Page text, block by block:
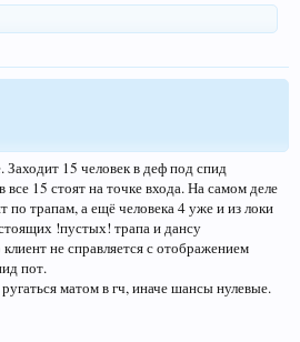
15 человек в деф под спид
15 стоят на точке входа. На самом деле
по трапам, а ещё человека 4 уже и из локи
!пустых! трапа и дансу
не справляется с отображением
пот.
матом в гч, иначе шансы нулевые.